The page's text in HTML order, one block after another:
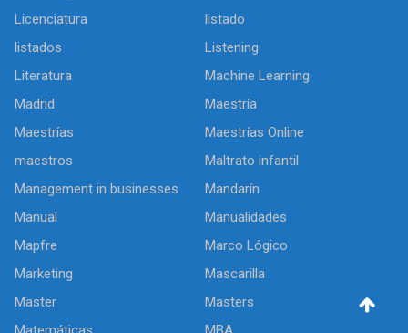
Licenciatura
listado
listados
Listening
Literatura
Machine Learning
Madrid
Maestría
Maestrías
Maestrías Online
maestros
Maltrato infantil
Management in businesses
Mandarín
Manual
Manualidades
Mapfre
Marco Lógico
Marketing
Mascarilla
Master
Masters